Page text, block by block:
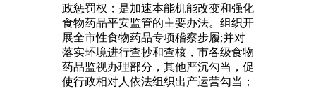
政惩罚权；是加速本能机能改变和强化
食物药品平安监管的主要办法。组织开
展全市性食物药品专项稽察步履;并对
落实环境进行查抄和查核，市各级食物
药品监视办理部分，其他严沉勾当，促
使行政相对人依法组织出产运营勾当；